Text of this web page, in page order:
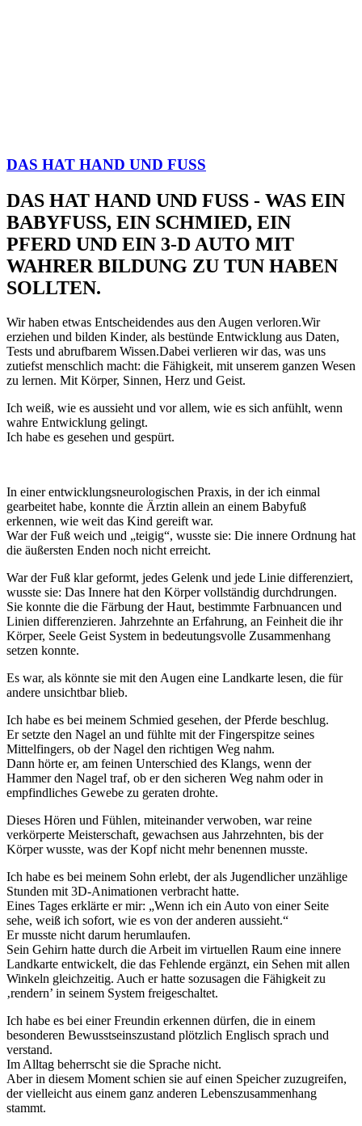
DAS HAT HAND UND FUSS
DAS HAT HAND UND FUSS - WAS EIN
BABYFUSS, EIN SCHMIED, EIN
PFERD UND EIN 3-D AUTO MIT
WAHRER BILDUNG ZU TUN HABEN
SOLLTEN.
Wir haben etwas Entscheidendes aus den Augen verloren.Wir
erziehen und bilden Kinder, als bestünde Entwicklung aus Daten,
Tests und abrufbarem Wissen.Dabei verlieren wir das, was uns
zutiefst menschlich macht: die Fähigkeit, mit unserem ganzen Wesen
zu lernen. Mit Körper, Sinnen, Herz und Geist.
Ich weiß, wie es aussieht und vor allem, wie es sich anfühlt, wenn
wahre Entwicklung gelingt.
Ich habe es gesehen und gespürt.
In einer entwicklungsneurologischen Praxis, in der ich einmal
gearbeitet habe, konnte die Ärztin allein an einem Babyfuß
erkennen, wie weit das Kind gereift war.
War der Fuß weich und „teigig“, wusste sie: Die innere Ordnung hat
die äußersten Enden noch nicht erreicht.
War der Fuß klar geformt, jedes Gelenk und jede Linie differenziert,
wusste sie: Das Innere hat den Körper vollständig durchdrungen.
Sie konnte die die Färbung der Haut, bestimmte Farbnuancen und
Linien differenzieren. Jahrzehnte an Erfahrung, an Feinheit die ihr
Körper, Seele Geist System in bedeutungsvolle Zusammenhang
setzen konnte.
Es war, als könnte sie mit den Augen eine Landkarte lesen, die für
andere unsichtbar blieb.
Ich habe es bei meinem Schmied gesehen, der Pferde beschlug.
Er setzte den Nagel an und fühlte mit der Fingerspitze seines
Mittelfingers, ob der Nagel den richtigen Weg nahm.
Dann hörte er, am feinen Unterschied des Klangs, wenn der
Hammer den Nagel traf, ob er den sicheren Weg nahm oder in
empfindliches Gewebe zu geraten drohte.
Dieses Hören und Fühlen, miteinander verwoben, war reine
verkörperte Meisterschaft, gewachsen aus Jahrzehnten, bis der
Körper wusste, was der Kopf nicht mehr benennen musste.
Ich habe es bei meinem Sohn erlebt, der als Jugendlicher unzählige
Stunden mit 3D-Animationen verbracht hatte.
Eines Tages erklärte er mir: „Wenn ich ein Auto von einer Seite
sehe, weiß ich sofort, wie es von der anderen aussieht.“
Er musste nicht darum herumlaufen.
Sein Gehirn hatte durch die Arbeit im virtuellen Raum eine innere
Landkarte entwickelt, die das Fehlende ergänzt, ein Sehen mit allen
Winkeln gleichzeitig. Auch er hatte sozusagen die Fähigkeit zu
‚rendern’ in seinem System freigeschaltet.
Ich habe es bei einer Freundin erkennen dürfen, die in einem
besonderen Bewusstseinszustand plötzlich Englisch sprach und
verstand.
Im Alltag beherrscht sie die Sprache nicht.
Aber in diesem Moment schien sie auf einen Speicher zuzugreifen,
der vielleicht aus einem ganz anderen Lebenszusammenhang
stammt.